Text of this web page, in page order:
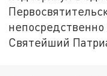
Святейший